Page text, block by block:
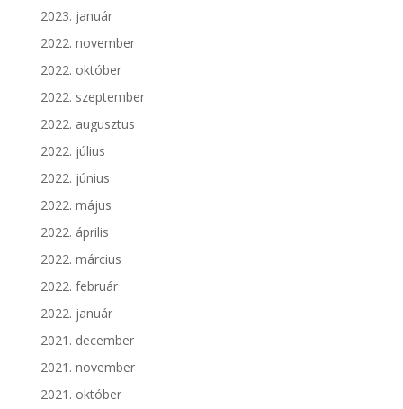
2023. január
2022. november
2022. október
2022. szeptember
2022. augusztus
2022. július
2022. június
2022. május
2022. április
2022. március
2022. február
2022. január
2021. december
2021. november
2021. október